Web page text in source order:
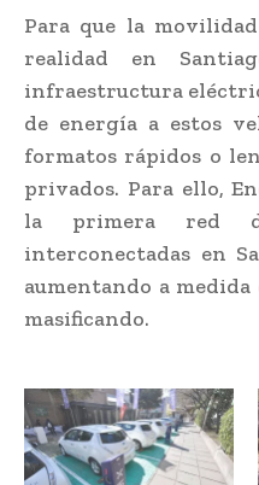
Para que la
realidad en
infraestructura
de energía a estos
formatos rápidos o
privados. Para ello,
la primera red
interconectadas en
aumentando a
masificando.